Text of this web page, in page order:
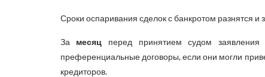
Сроки оспаривания сделок с банкротом разнятся и
За месяц перед принятием судом заявления
преференциальные договоры, если они могли
кредиторов.